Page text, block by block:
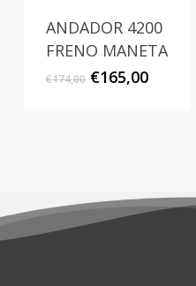
ANDADOR 4200
FRENO MANETA
€174,00 El
€165,00El